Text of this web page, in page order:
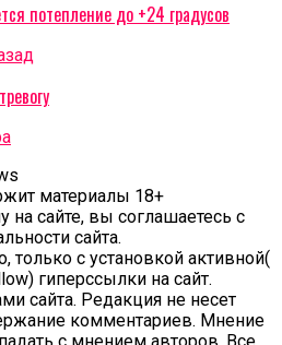
потепление до +24 градусов
материалы 18+
сайте, вы соглашаетесь с
сайта.
только с установкой активной(
гиперссылки на сайт.
сайта. Редакция не несет
комментариев. Мнение